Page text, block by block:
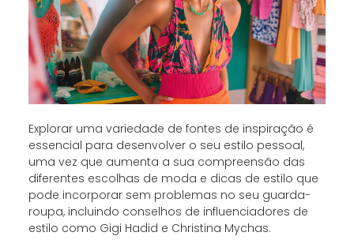
Explorar uma variedade de fontes de inspiração é
essencial para desenvolver o seu estilo pessoal,
uma vez que aumenta a sua compreensão das
diferentes escolhas de moda e dicas de estilo que
pode incorporar sem problemas no seu guarda-
roupa, incluindo conselhos de influenciadores de
estilo como Gigi Hadid e Christina Mychas.